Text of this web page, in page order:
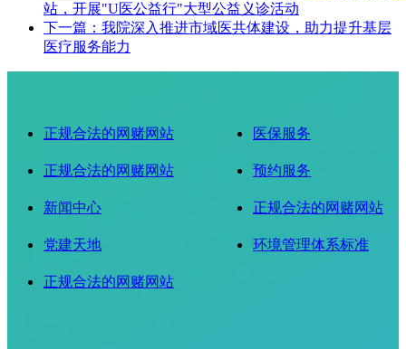
站，开展"U医公益行"大型公益义诊活动
下一篇：我院深入推进市域医共体建设，助力提升基层
医疗服务能力
正规合法的网赌网站
正规合法的网赌网站
新闻中心
党建天地
正规合法的网赌网站
医保服务
预约服务
正规合法的网赌网站
环境管理体系标准